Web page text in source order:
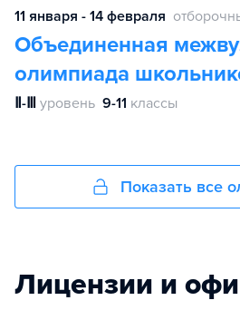
11 января - 14 февраля
Объединенная
олимпиада
Ⅱ-Ⅲ уровень 9-11 классы
Показать все
Лицензии и